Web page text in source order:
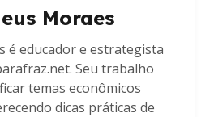
Moraes
é educador e estrategista
Seu trabalho
temas econômicos
dicas práticas de